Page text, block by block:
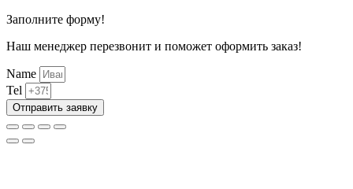
Заполните форму!
Наш менеджер перезвонит и поможет оформить заказ!
Name
Tel
Отправить заявку